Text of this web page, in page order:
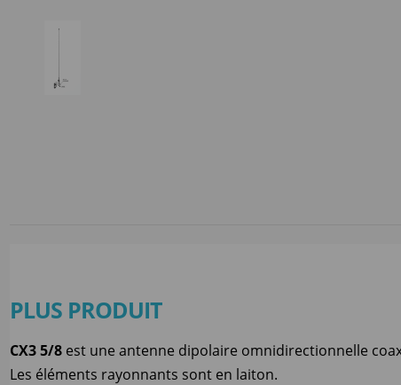
PLUS PRODUIT
CX3 5/8est une antenne dipolaire omnidirectionnelle
Les éléments rayonnants sont en laiton.